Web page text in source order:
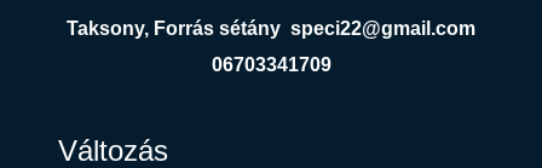
Taksony, Forrás sétány speci22@gmail.com
06703341709
Változás